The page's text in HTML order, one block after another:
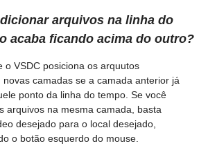
arquivos na linha do
acaba ficando acima do outro?
o VSDC posiciona os arquutos
camadas se a camada anterior já
ponto da linha do tempo. Se você
arquivos na mesma camada, basta
desejado para o local desejado,
o botão esquerdo do mouse.